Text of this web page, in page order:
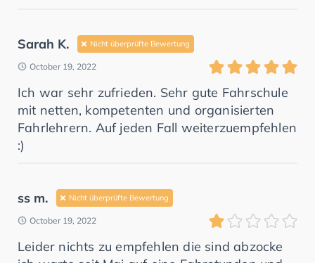
Sarah K. Nicht überprüfte Bewertung
October 19, 2022
Ich war sehr zufrieden. Sehr gute Fahrschule
mit netten, kompetenten und organisierten
Fahrlehrern. Auf jeden Fall weiterzuempfehlen
:)
ss m. Nicht überprüfte Bewertung
October 19, 2022
Leider nichts zu empfehlen die sind abzocke